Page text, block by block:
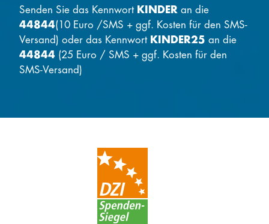
Senden Sie das Kennwort KINDER an die
44844(10 Euro /SMS + ggf. Kosten für den SMS-
Versand) oder das Kennwort KINDER25 an die
44844 (25 Euro / SMS + ggf. Kosten für den
SMS-Versand)